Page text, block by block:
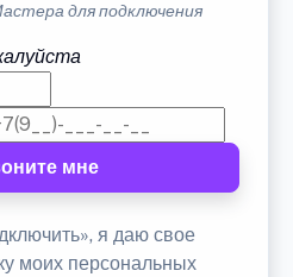
для подключения
мне
я даю свое
моих персональных